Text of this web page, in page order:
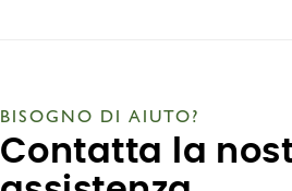
BISOGNO DI AIUTO?
Contatta la